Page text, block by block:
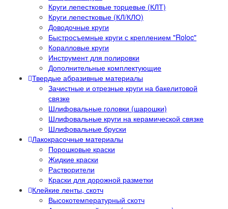
Круги лепестковые торцевые (КЛТ)
Круги лепестковые (КЛ/КЛО)
Доводочные круги
Быстросъемные круги с креплением "Roloc"
Коралловые круги
Инструмент для полировки
Дополнительные комплектующие
Твердые абразивные материалы
Зачистные и отрезные круги на бакелитовой
связке
Шлифовальные головки (шарошки)
Шлифовальные круги на керамической связке
Шлифовальные бруски
Лакокрасочные материалы
Порошковые краски
Жидкие краски
Растворители
Краски для дорожной разметки
Клейкие ленты, скотч
Высокотемпературный скотч